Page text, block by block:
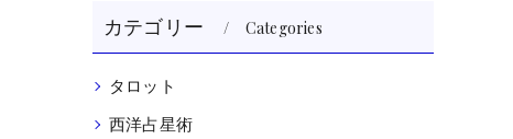
カテゴリー Categories
タロット
西洋占星術